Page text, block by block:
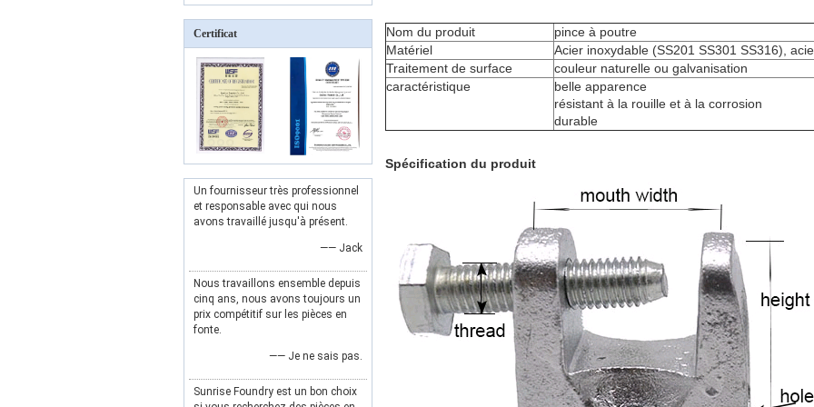
Certificat
Un fournisseur très professionnel
et responsable avec qui nous
avons travaillé jusqu'à présent.
—— Jack
Nous travaillons ensemble depuis
cinq ans, nous avons toujours un
prix compétitif sur les pièces en
fonte.
—— Je ne sais pas.
Sunrise Foundry est un bon choix
Nom du produit
pince à poutre
Matériel
Acier inoxydable (SS201 SS301 SS316),
Traitement de surface
couleur naturelle ou galvanisation
caractéristique
belle apparence
résistant à la rouille et à la corrosion
durable
Spécification du produit